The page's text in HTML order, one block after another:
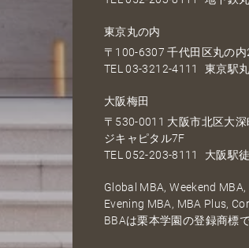
東京丸の内
〒100-6307 千代田区丸の
TEL03-3212-4111 東京駅
大阪梅田
〒530-0011 大阪市北区大
ジキャピタル7F
TEL052-203-8111 大阪駅
Global MBA, Weekend
Evening MBA, MBA Plus,
BBAは栗本学園の登録商標